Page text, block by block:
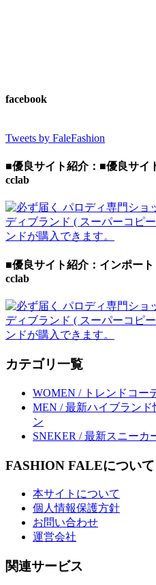
facebook
Tweets by FaleFashion
■優良サイト紹介：■優良サイ
cclab
■優良サイト紹介：インポー
cclab
カテゴリ一覧
WOMEN / トレンドコー
MEN / 最新ハイブラン
ン
SNEKER / 最新スニーカ
FASHION FALEについて
本サイトについて
個人情報保護方針
お問い合わせ
運営会社
関連サービス